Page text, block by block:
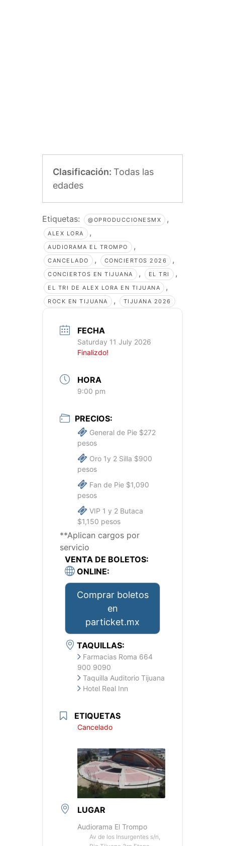
Clasificación: Todas las
edades
Etiquetas: @OPRODUCCIONESMX ,
ALEX LORA ,
AUDIORAMA EL TROMPO ,
CANCELADO , CONCIERTOS 2026 ,
CONCIERTOS EN TIJUANA , EL TRI ,
EL TRI DE ALEX LORA EN TIJUANA ,
ROCK EN TIJUANA , TIJUANA 2026
FECHA
Saturday 11 July 2026
Finalizdo!
HORA
9:00 pm
PRECIOS:
General de Pie $272
pesos
Oro 1y 2 Silla $900
pesos
Fan de Pie $1,090
pesos
VIP 1 y 2 Butaca
$1,150 pesos
**Aplican cargos por
servicio
VENTA DE BOLETOS:
ONLINE:
Comprar boletos
en
particket.mx
TAQUILLAS:
Farmacias Roma 664
900 9090
Taquilla Auditorio Tijuana
Hotel Real Inn
ETIQUETAS
Cancelado
LUGAR
Audiorama El Trompo
Av de los Insurgentes s/n,